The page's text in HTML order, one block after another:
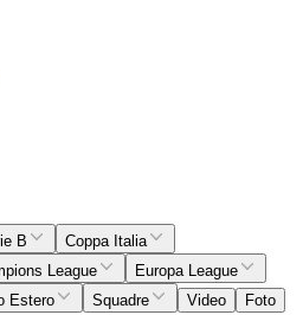
B
Coppa Italia
League
Europa League
Estero Squadre Video
Foto